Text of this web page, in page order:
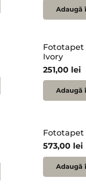
Adaugă
Fototapet
Ivory
251,00 lei
Adaugă
Fototapet
573,00 lei
Adaugă